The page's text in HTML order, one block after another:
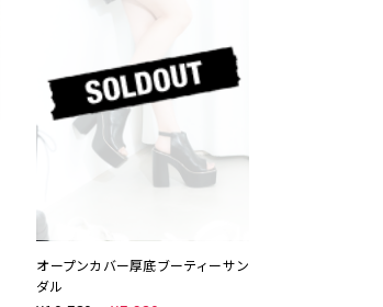
オープンカバー厚底ブーティーサン
ダル